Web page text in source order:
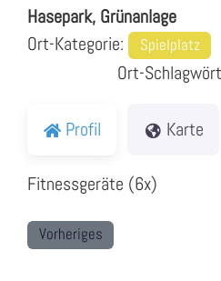
Hasepark, Grünanlage
Ort-Kategorie:
Spielplatz
Ort-
Profil Karte
Fitnessgeräte (6x)
Vorheriges